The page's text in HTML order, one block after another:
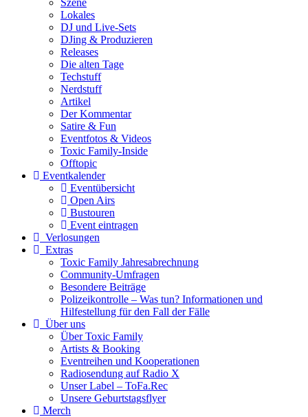
Szene
Lokales
DJ und Live-Sets
DJing & Produzieren
Releases
Die alten Tage
Techstuff
Nerdstuff
Artikel
Der Kommentar
Satire & Fun
Eventfotos & Videos
Toxic Family-Inside
Offtopic
Eventkalender
Eventübersicht
Open Airs
Bustouren
Event eintragen
Verlosungen
Extras
Toxic Family Jahresabrechnung
Community-Umfragen
Besondere Beiträge
Polizeikontrolle – Was tun? Informationen und
Hilfestellung für den Fall der Fälle
Über uns
Über Toxic Family
Artists & Booking
Eventreihen und Kooperationen
Radiosendung auf Radio X
Unser Label – ToFa.Rec
Unsere Geburtstagsflyer
Merch